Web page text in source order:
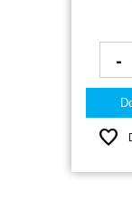
-
favorite